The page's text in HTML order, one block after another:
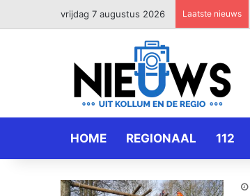
vrijdag 7 augustus 2026 Laatste nieuws
HOME REGIONAAL 112